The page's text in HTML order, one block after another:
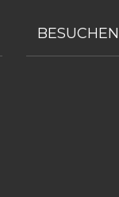
BESUCHEN